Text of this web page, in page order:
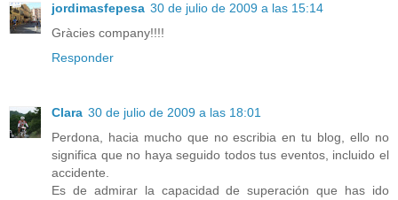
jordimasfepesa 30 de julio de 2009 a las 15:14
Gràcies company!!!!
Responder
Clara 30 de julio de 2009 a las 18:01
Perdona, hacia mucho que no escribia en tu blog, ello no
significa que no haya seguido todos tus eventos, incluido el
accidente.
Es de admirar la capacidad de superación que has ido